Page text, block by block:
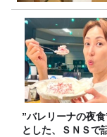
”バレリーナの夜
とした、ＳＮＳで